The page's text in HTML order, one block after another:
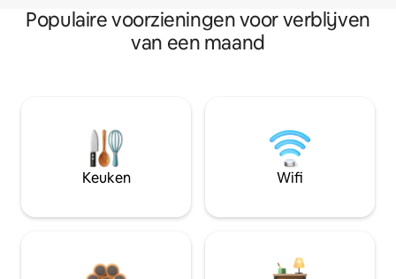
Populaire voorzieningen voor verblijven
van een maand
Keuken Wifi